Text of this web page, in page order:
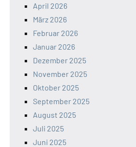
April 2026
März 2026
Februar 2026
Januar 2026
Dezember 2025
November 2025
Oktober 2025
September 2025
August 2025
Juli 2025
Juni 2025